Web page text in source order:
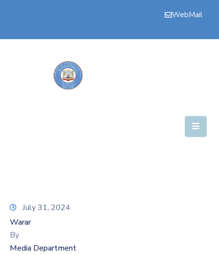
WebMail
Bogga
Soo
Xariir
July 31, 2024
Warar
By
Media Department